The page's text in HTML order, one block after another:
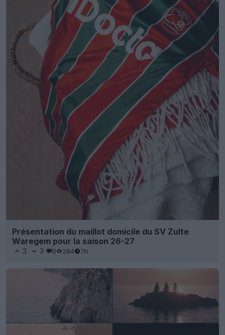
Présentation du maillot domicile du SV Zulte
Waregem pour la saison 26-27
3 3 0 284 7h